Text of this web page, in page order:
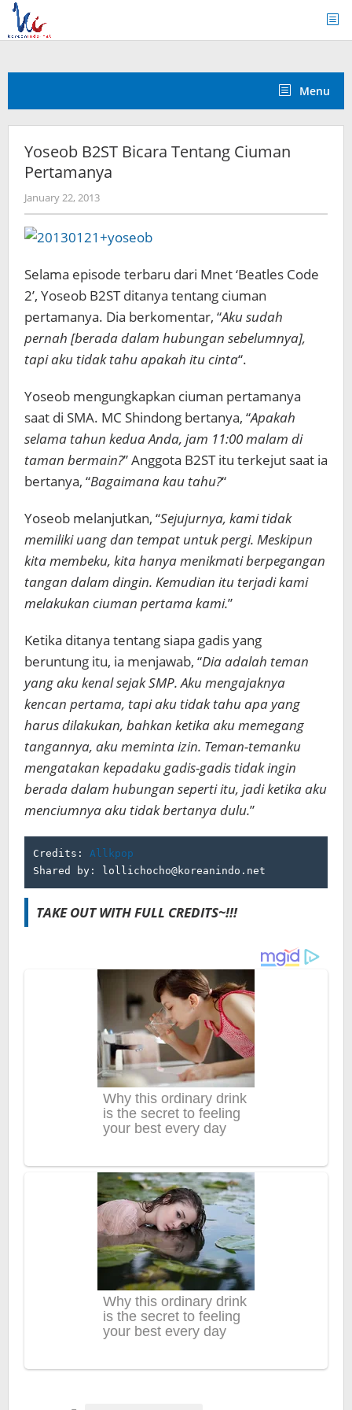
Skip
content
Menu
Yoseob B2ST Bicara Tentang Ciuman
Pertamanya
January 22, 2013by
Koreanindo
Selama episode terbaru dari Mnet ‘Beatles Code
2’, Yoseob B2ST ditanya tentang ciuman
pertamanya. Dia berkomentar, “Aku sudah
pernah [berada dalam hubungan sebelumnya],
tapi aku tidak tahu apakah itu cinta“.
Yoseob mengungkapkan ciuman pertamanya
saat di SMA. MC Shindong bertanya, “Apakah
selama tahun kedua Anda, jam 11:00 malam di
taman bermain?” Anggota B2ST itu terkejut saat ia
bertanya, “Bagaimana kau tahu?“
Yoseob melanjutkan, “Sejujurnya, kami tidak
memiliki uang dan tempat untuk pergi. Meskipun
kita membeku, kita hanya menikmati berpegangan
tangan dalam dingin. Kemudian itu terjadi kami
melakukan ciuman pertama kami.”
Ketika ditanya tentang siapa gadis yang
beruntung itu, ia menjawab, “Dia adalah teman
yang aku kenal sejak SMP. Aku mengajaknya
kencan pertama, tapi aku tidak tahu apa yang
harus dilakukan, bahkan ketika aku memegang
tangannya, aku meminta izin. Teman-temanku
mengatakan kepadaku gadis-gadis tidak ingin
berada dalam hubungan seperti itu, jadi ketika aku
menciumnya aku tidak bertanya dulu.”
Credits: Allkpop
Shared by: lollichocho@koreanindo.net
TAKE OUT WITH FULL CREDITS~!!!